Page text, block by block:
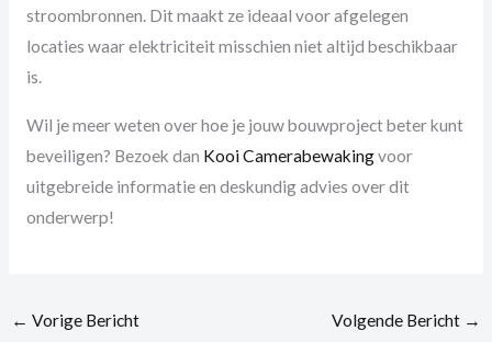
stroombronnen. Dit maakt ze ideaal voor afgelegen
locaties waar elektriciteit misschien niet altijd beschikbaar
is.
Wil je meer weten over hoe je jouw bouwproject beter kunt
beveiligen? Bezoek dan Kooi Camerabewakingvoor
uitgebreide informatie en deskundig advies over dit
onderwerp!
← Vorige Bericht Volgende Bericht →